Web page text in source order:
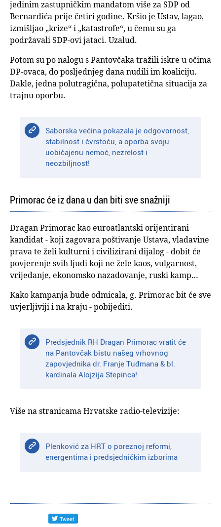
jedinim zastupničkim mandatom više za SDP od
Bernardića prije četiri godine. Kršio je Ustav, lagao,
izmišljao „krize“ i „katastrofe“, u čemu su ga
podržavali SDP-ovi jataci. Uzalud.
Potom su po nalogu s Pantovčaka tražili iskre u očima
DP-ovaca, do posljednjeg dana nudili im koaliciju.
Dakle, jedna polutragična, polupatetična situacija za
trajnu oporbu.
Saborska većina pokazala je odgovornost,
stabilnost i čvrstoću, a oporba svoju
uobičajenu nemoć, nezrelost i
neozbiljnost!
Primorac će iz dana u dan biti sve snažniji
Dragan Primorac kao euroatlantski orijentirani
kandidat - koji zagovara poštivanje Ustava, vladavine
prava te želi kulturni i civilizirani dijalog - dobit će
povjerenje svih ljudi koji ne žele kaos, vulgarnost,
vrijeđanje, ekonomsko nazadovanje, ruski kamp…
Kako kampanja bude odmicala, g. Primorac bit će sve
uvjerljiviji i na kraju - pobijediti.
Predsjednik RH Dragan Primorac vratit će
na Pantovčak bistu našeg vrhovnog
zapovjednika dr. Franje Tuđmana & bl.
kardinala Alojzija Stepinca!
Više na stranicama Hrvatske radio-televizije:
Plenković za HRT o poreznoj reformi,
energentima i predsjedničkim izborima